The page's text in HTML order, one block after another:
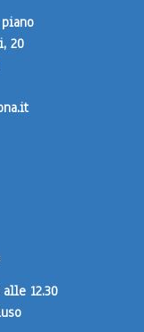
20
12.30